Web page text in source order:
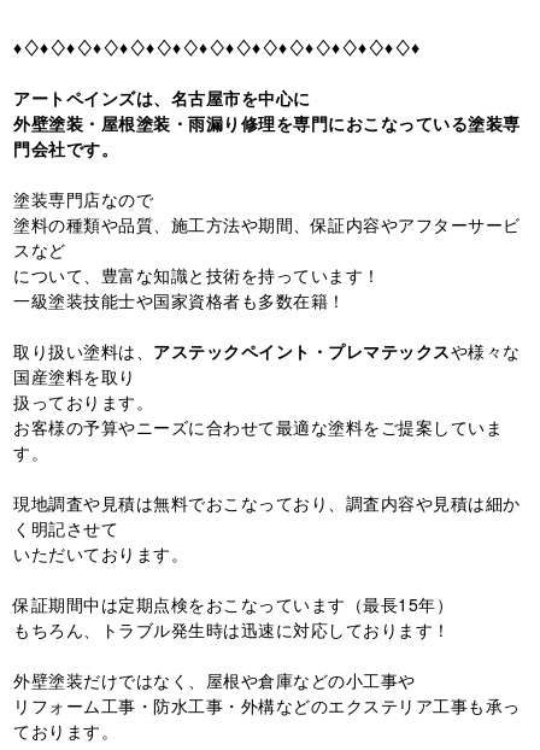
♦♢♦♢♦♢♦♢♦♢♦♢♦♢♦♢♦♢♦♢♦♢♦♢♦♢♦♢♦♢♦
アートペインズは、名古屋市を中心に
外壁塗装・屋根塗装・雨漏り修理を専門におこなっている塗装専
門会社です。
塗装専門店なので
塗料の種類や品質、施工方法や期間、保証内容やアフターサービ
スなど
について、豊富な知識と技術を持っています！
一級塗装技能士や国家資格者も多数在籍！
取り扱い塗料は、 アステックペイント・プレマテックスや様々な
国産塗料を取り
扱っております。
お客様の予算やニーズに合わせて最適な塗料をご提案していま
す。
現地調査や見積は無料でおこなっており、調査内容や見積は細か
く明記させて
いただいております。
保証期間中は定期点検をおこなっています（最長15年）
もちろん、トラブル発生時は迅速に対応しております！
外壁塗装だけではなく、屋根や倉庫などの小工事や
リフォーム工事・防水工事・外構などのエクステリア工事も承っ
ております。